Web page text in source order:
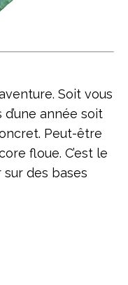
Soit vous
année soit
Peut-être
floue. C’est le
des bases